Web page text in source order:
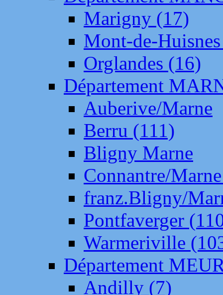
Marigny (17)
Mont-de-
Orglandes (16)
Département
Auberive/Marne
Berru (111)
Bligny Marne
Connantre/
franz.Bligny/
Pontfaverger
Warmeriville
Département
Andilly (7)